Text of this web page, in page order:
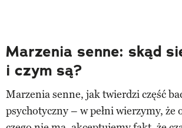
Marzenia senne: skąd
i czym są?
Marzenia senne, jak twierdzi część
psychotyczny – w pełni wierzymy, że